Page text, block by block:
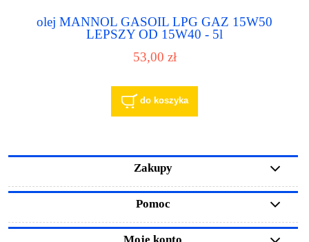
olej MANNOL GASOIL LPG GAZ 15W50
LEPSZY OD 15W40 - 5l
53,00 zł
do koszyka
Zakupy
Pomoc
Moje konto